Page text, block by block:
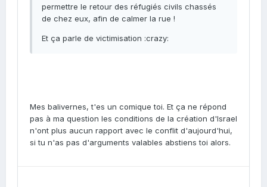
permettre le retour des réfugiés civils chassés
de chez eux, afin de calmer la rue !
Et ça parle de victimisation :crazy:
Mes balivernes, t'es un comique toi. Et ça ne répond
pas à ma question les conditions de la création d'Israel
n'ont plus aucun rapport avec le conflit d'aujourd'hui,
si tu n'as pas d'arguments valables abstiens toi alors.